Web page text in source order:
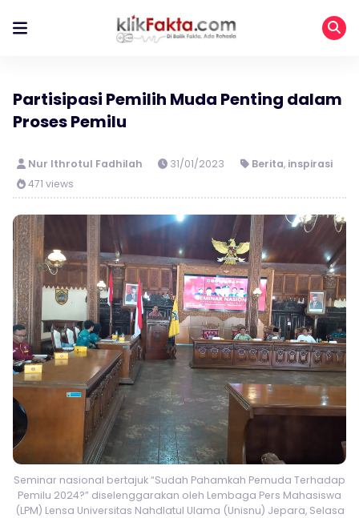
Partisipasi Pemilih Muda Penting dalam
Proses Pemilu
Nur Ithrotul Fadhilah 31/01/2023 Berita, inspirasi
471 views
Seminar nasional bertajuk “Sudah Pahamkah Pemuda Terhadap
Pemilu 2024?” diselenggarakan oleh Lembaga Pers Mahasiswa
(LPM) Lensa Universitas Nahdlatul Ulama (Unisnu) Jepara, Selasa